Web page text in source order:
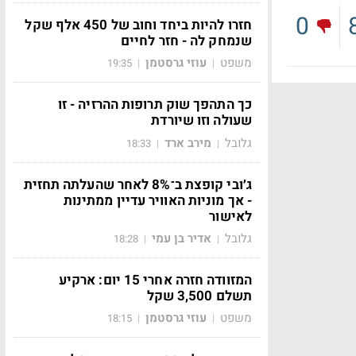
0
חזרו להיות ביחד וחוב של 450 אלף שקל
שנמחק לה - חזר לחיים
משפט | עוזי גרסטמן |
19:35
כך התהפך שוק תרופות ההרזיה - זו
שעולה וזו שיורדת
גלובל | מירב ארד |
18:33
ג׳ובי קופצת ב־8% לאחר שהעלתה תחזית
- אך מוניות האוויר עדיין ממתינות
לאישור
גלובל | אדיר בן עמי |
18:28
המזוודה חזרה אחרי 15 יום: ארקיע
תשלם 3,500 שקל
משפט | עוזי גרסטמן |
18:15